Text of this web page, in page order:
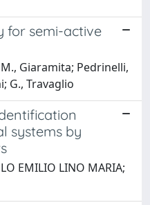
for semi-active
Giaramita; Pedrinelli,
G., Travaglio
systems by
EMILIO LINO MARIA;